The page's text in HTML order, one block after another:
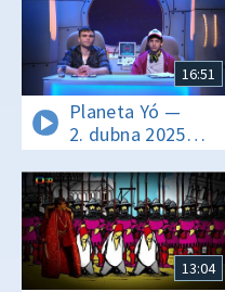
16:51
Planeta Yó —
2. dubna 2025
16:00
13:04